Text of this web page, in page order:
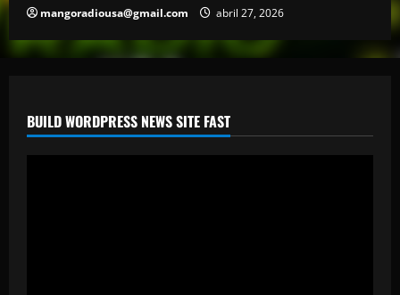
mangoradiousa@gmail.com abril 27, 2026
BUILD WORDPRESS NEWS SITE FAST